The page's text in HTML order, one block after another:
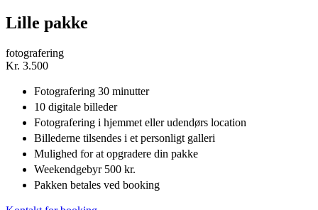
Lille pakke
fotografering
Kr. 3.500
Fotografering 30 minutter
10 digitale billeder
Fotografering i hjemmet eller udendørs location
Billederne tilsendes i et personligt galleri
Mulighed for at opgradere din pakke
Weekendgebyr 500 kr.
Pakken betales ved booking